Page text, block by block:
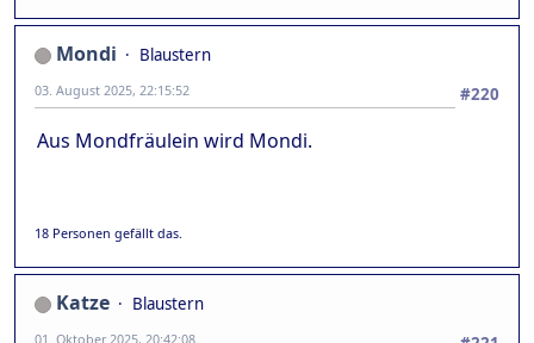
Mondi
Blaustern
#220
03. August 2025, 22:15:52
Aus Mondfräulein wird Mondi.
18 Personen gefällt das.
Katze
Blaustern
01. Oktober 2025, 20:42:08